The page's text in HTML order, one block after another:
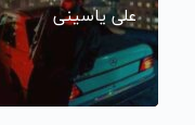
علی یاسینی